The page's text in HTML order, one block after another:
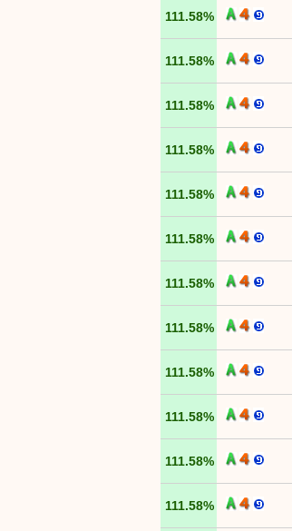
111.58%
111.58%
111.58%
111.58%
111.58%
111.58%
111.58%
111.58%
111.58%
111.58%
111.58%
111.58%